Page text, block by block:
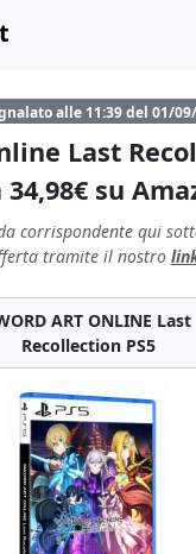
alle 11:39 del 01/
Last
34,98€ su
corrispondente qui
tramite il nostro
ART ONLINE Last
Recollection PS5